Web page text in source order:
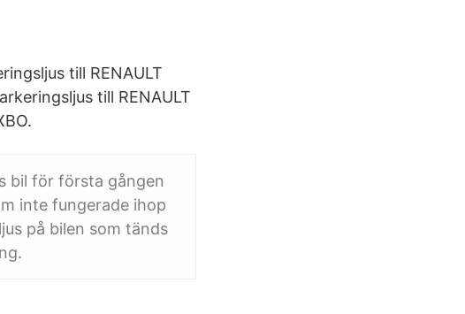
till RENAULT
till RENAULT
bil för första gången
inte fungerade ihop
på bilen som tänds